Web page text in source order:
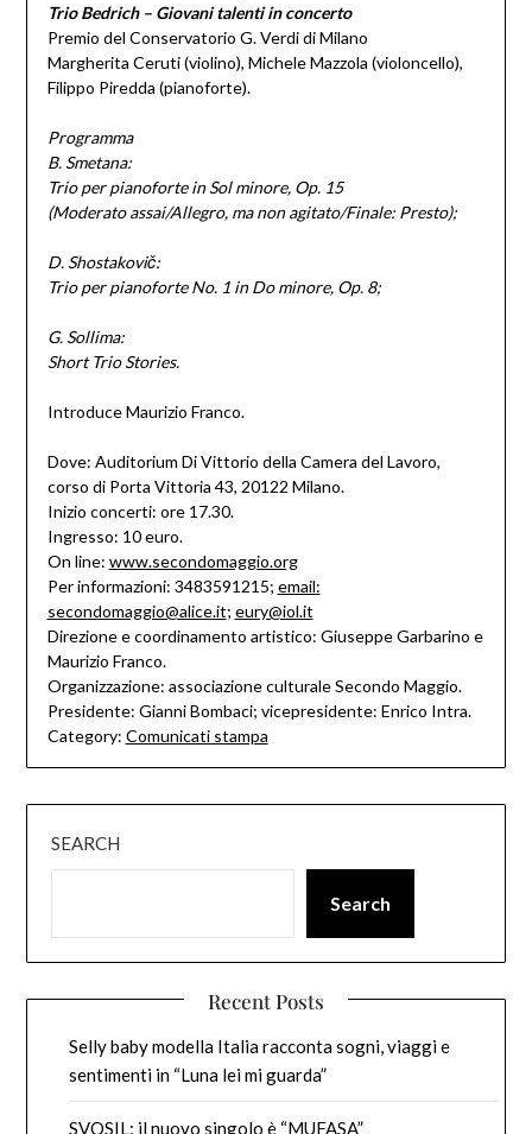
Trio Bedrich – Giovani talenti in concerto
Premio del Conservatorio G. Verdi di Milano
Margherita Ceruti (violino), Michele Mazzola (violoncello),
Filippo Piredda (pianoforte).
Programma
B. Smetana:
Trio per pianoforte in Sol minore, Op. 15
(Moderato assai/Allegro, ma non agitato/Finale: Presto);
D. Shostakovič:
Trio per pianoforte No. 1 in Do minore, Op. 8;
G. Sollima:
Short Trio Stories.
Introduce Maurizio Franco.
Dove: Auditorium Di Vittorio della Camera del Lavoro,
corso di Porta Vittoria 43, 20122 Milano.
Inizio concerti: ore 17.30.
Ingresso: 10 euro.
On line: www.secondomaggio.org
Per informazioni: 3483591215; email:
secondomaggio@alice.it; eury@iol.it
Direzione e coordinamento artistico: Giuseppe Garbarino e
Maurizio Franco.
Organizzazione: associazione culturale Secondo Maggio.
Presidente: Gianni Bombaci; vicepresidente: Enrico Intra.
Category: Comunicati stampa
SEARCH
Search
Recent Posts
Selly baby modella Italia racconta sogni, viaggi e
sentimenti in “Luna lei mi guarda”
SVOSIL: il nuovo singolo è “MUFASA”